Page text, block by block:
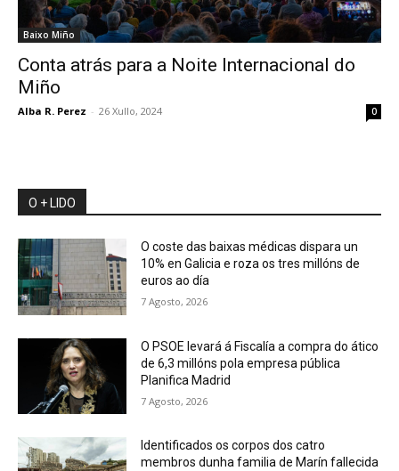
Baixo Miño
Conta atrás para a Noite Internacional do
Miño
Alba R. Perez - 26 Xullo, 2024 0
O + LIDO
O coste das baixas médicas dispara un
10% en Galicia e roza os tres millóns de
euros ao día
7 Agosto, 2026
O PSOE levará á Fiscalía a compra do ático
de 6,3 millóns pola empresa pública
Planifica Madrid
7 Agosto, 2026
Identificados os corpos dos catro
membros dunha familia de Marín fallecida